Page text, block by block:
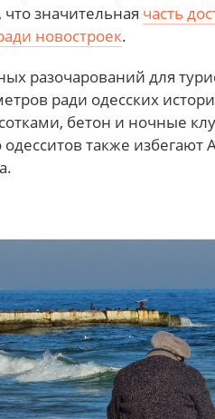
значительная часть
новостроек.
разочарований для
ради одесских
бетон и ночные
также